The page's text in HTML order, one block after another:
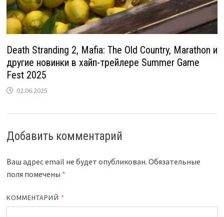
Death Stranding 2, Mafia: The Old Country, Marathon и
другие новинки в хайп-трейлере Summer Game
Fest 2025
02.06.2025
Добавить комментарий
Ваш адрес email не будет опубликован. Обязательные
поля помечены *
КОММЕНТАРИЙ *